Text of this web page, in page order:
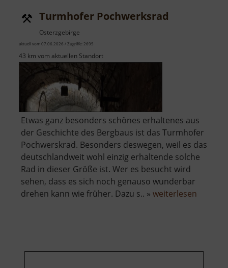
Turmhofer Pochwerksrad
Osterzgebirge
aktuell vom 07.06.2026 / Zugriffe: 2695
43 km vom aktuellen Standort
Etwas ganz besonders schönes erhaltenes aus
der Geschichte des Bergbaus ist das Turmhofer
Pochwerskrad. Besonders deswegen, weil es das
deutschlandweit wohl einzig erhaltende solche
Rad in dieser Größe ist. Wer es besucht wird
sehen, dass es sich noch genauso wunderbar
drehen kann wie früher. Dazu s.. » weiterlesen